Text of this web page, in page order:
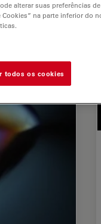
alterar suas preferências de
na parte inferior do
todos os cookies